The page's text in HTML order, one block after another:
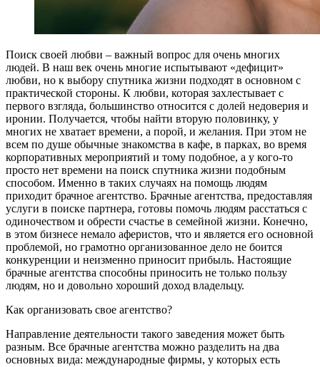
Поиск своей любви – важный вопрос для очень многих
людей. В наш век очень многие испытывают «дефицит»
любви, но к выбору спутника жизни подходят в основном с
практической стороны. К любви, которая захлестывает с
первого взгляда, большинство относится с долей недоверия и
иронии. Получается, чтобы найти вторую половинку, у
многих не хватает времени, а порой, и желания. При этом не
всем по душе обычные знакомства в кафе, в парках, во время
корпоративных мероприятий и тому подобное, а у кого-то
просто нет времени на поиск спутника жизни подобным
способом. Именно в таких случаях на помощь людям
приходит брачное агентство. Брачные агентства, предоставляя
услуги в поиске партнера, готовы помочь людям расстаться с
одиночеством и обрести счастье в семейной жизни. Конечно,
в этом бизнесе немало аферистов, что и является его основной
проблемой, но грамотно организованное дело не боится
конкуренции и неизменно приносит прибыль. Настоящие
брачные агентства способны приносить не только пользу
людям, но и довольно хороший доход владельцу.
Как организовать свое агентство?
Направление деятельности такого заведения может быть
разным. Все брачные агентства можно разделить на два
основных вида: международные фирмы, у которых есть